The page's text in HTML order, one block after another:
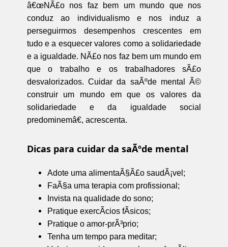
â€œNÃ£o nos faz bem um mundo que nos
conduz ao individualismo e nos induz a
perseguirmos desempenhos crescentes em
tudo e a esquecer valores como a solidariedade
e a igualdade. NÃ£o nos faz bem um mundo em
que o trabalho e os trabalhadores sÃ£o
desvalorizados. Cuidar da saÃºde mental Ã©
construir um mundo em que os valores da
solidariedade e da igualdade social
predominemâ€, acrescenta.
Dicas para cuidar da saÃºde mental
Adote uma alimentaÃ§Ã£o saudÃ¡vel;
FaÃ§a uma terapia com profissional;
Invista na qualidade do sono;
Pratique exercÃ­cios fÃ­sicos;
Pratique o amor-prÃ³prio;
Tenha um tempo para meditar;